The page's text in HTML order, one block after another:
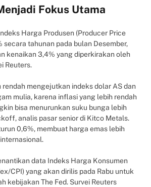
Fokus Utama
Harga Produsen (Producer Price
secara tahunan pada bulan Desember,
kenaikan 3,4% yang diperkirakan oleh
Reuters.
rendah mengejutkan indeks dolar AS dan
mulia, karena inflasi yang lebih rendah
bisa menurunkan suku bunga lebih
analis pasar senior di Kitco Metals.
0,6%, membuat harga emas lebih
data Indeks Harga Konsumen
CPI) yang akan dirilis pada Rabu untuk
kebijakan The Fed. Survei Reuters